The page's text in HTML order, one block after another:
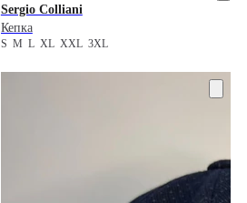
Sergio Colliani
Кепка
S M L XL XXL 3XL